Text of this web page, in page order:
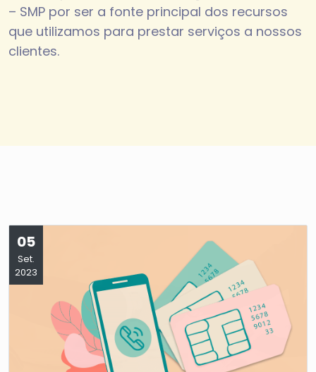
– SMP por ser a fonte principal dos recursos
que utilizamos para prestar serviços a nossos
clientes.
05
Set.
2023